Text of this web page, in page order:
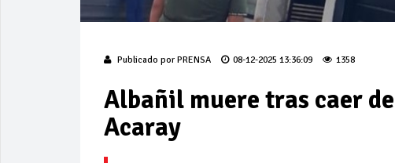
Publicado por PRENSA 08-12-2025 13:36:09 1358
Albañil muere tras caer
Acaray